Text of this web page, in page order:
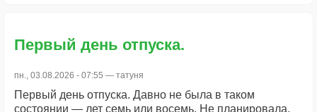
Первый день отпуска.
пн., 03.08.2026 - 07:55 — татуня
Первый день отпуска. Давно не была в таком
состоянии — лет семь или восемь. Не планировала,